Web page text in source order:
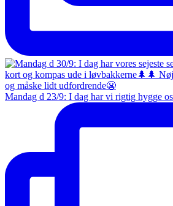
Mandag d 23/9: I dag har vi rigtig hygge